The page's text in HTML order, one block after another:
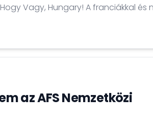
az AFS Nemzetközi